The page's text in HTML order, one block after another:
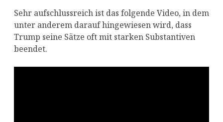
Sehr aufschlussreich ist das folgende Video, in dem
unter anderem darauf hingewiesen wird, dass
Trump seine Sätze oft mit starken Substantiven
beendet.